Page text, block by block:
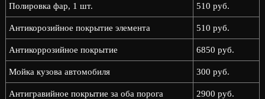
Полировка фар, 1 шт. 510 руб.
Антикорозийное покрытие элемента 510 руб.
Антикоррозийное покрытие 6850 руб.
Мойка кузова автомобиля 300 руб.
Антигравийное покрытие за оба порога 2900 руб.